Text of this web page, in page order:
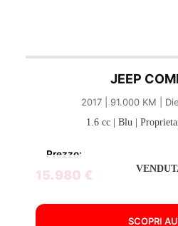
JEEP
2017 | 91.000 KM |
1.6 cc | Blu |
Prezzo:
15.980 €
SCOPRI